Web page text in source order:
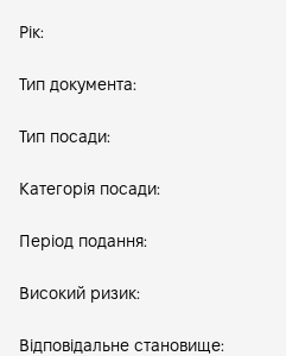
Рік:
Тип документа:
Тип посади:
Категорія посади:
Період подання:
Високий ризик:
Відповідальне становище: